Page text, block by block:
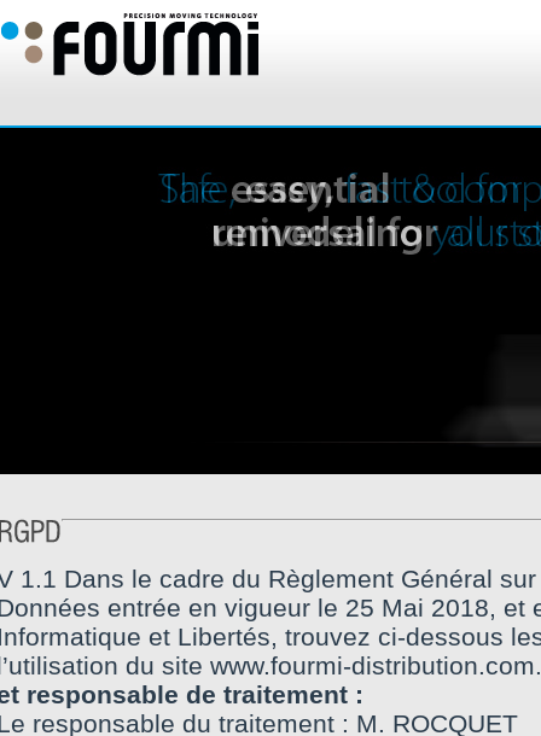
1.1 Dans le cadre du Règlement Général
entrée en vigueur le 25 Mai 2018, et
et Libertés, trouvez ci-dessous
du site www.fourmi-
responsable de traitement :
responsable du traitement : M. ROCQUET